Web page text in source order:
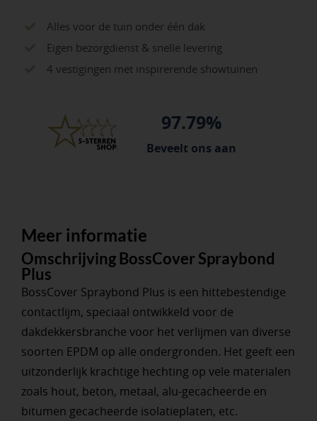
Alles voor de tuin onder één dak
Eigen bezorgdienst & snelle levering
4 vestigingen met inspirerende showtuinen
97.79%
Beveelt ons aan
Meer informatie
Omschrijving BossCover Spraybond
Plus
BossCover Spraybond Plus is een hittebestendige
contactlijm, speciaal ontwikkeld voor de
dakdekkersbranche voor het verlijmen van diverse
soorten EPDM op alle ondergronden. Het geeft een
uitzonderlijk krachtige hechting op vele materialen
zoals hout, beton, metaal, alu-gecacheerde en
bitumen gecacheerde isolatieplaten, etc.